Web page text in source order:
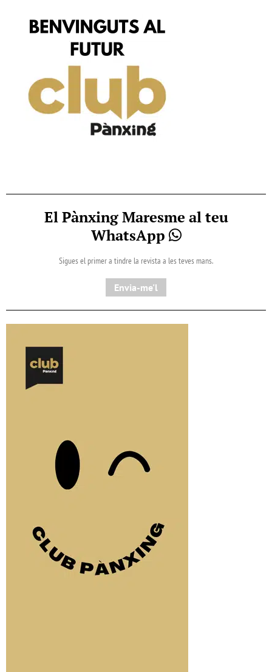
El Pànxing Maresme al teu
WhatsApp
Sigues el primer a tindre la revista a les teves mans.
Envia-me'l